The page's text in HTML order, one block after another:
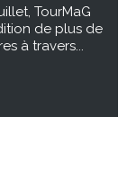
TourMaG
de plus de
à travers...